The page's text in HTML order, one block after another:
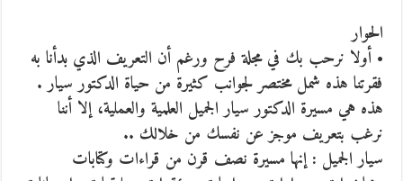
الحوار
• أولا نرحب بك في مجلة فرح ورغم أن التعريف الذي بدأنا به
فقرتنا هذه شمل مختصر لجوانب كثيرة من حياة الدكتور سيار .
هذه هي مسيرة الدكتور سيار الجميل العلمية والعملية، إلا أننا
نرغب بتعريف موجز عن نفسك من خلالك ..
سيار الجميل : إنها مسيرة نصف قرن من قراءات وكتابات